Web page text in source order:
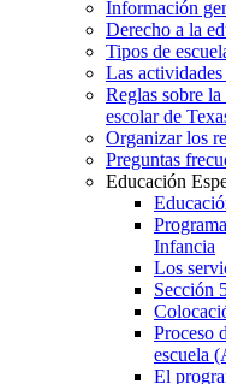
Información
Derecho a la
Tipos de
Las actividades
Reglas sobre
escolar de
Organizar los
Preguntas
Educación
Infancia
Los
Sección
Proceso
escuela
El